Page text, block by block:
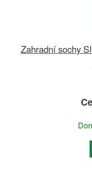
Zahradní sochy